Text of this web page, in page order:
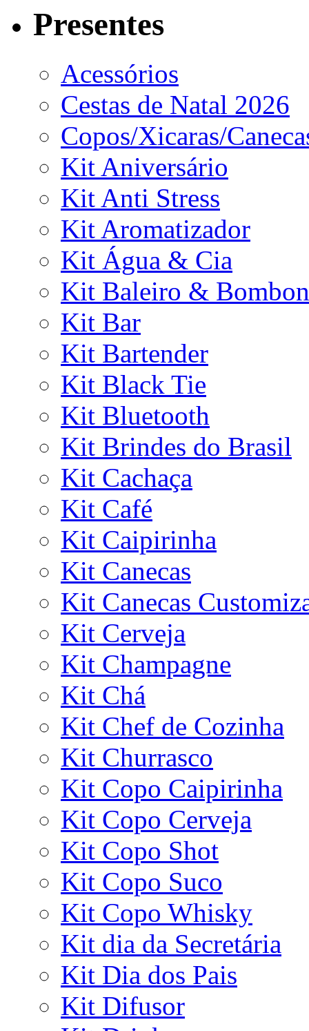
Presentes
Acessórios
Cestas de Natal 2026
Copos/Xicaras/
Kit Aniversário
Kit Anti Stress
Kit Aromatizador
Kit Água & Cia
Kit Baleiro &
Kit Bar
Kit Bartender
Kit Black Tie
Kit Bluetooth
Kit Brindes do Brasil
Kit Cachaça
Kit Café
Kit Caipirinha
Kit Canecas
Kit Canecas
Kit Cerveja
Kit Champagne
Kit Chá
Kit Chef de Cozinha
Kit Churrasco
Kit Copo Caipirinha
Kit Copo Cerveja
Kit Copo Shot
Kit Copo Suco
Kit Copo Whisky
Kit dia da Secretária
Kit Dia dos Pais
Kit Difusor